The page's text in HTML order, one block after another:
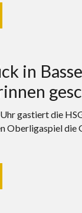
in
gastiert die
Oberligaspiel die